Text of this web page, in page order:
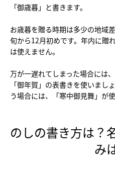
「御歳暮」と書きます。
お歳暮を贈る時期は多少の地域
旬から12月初めです。年内に贈
は使えません。
万が一遅れてしまった場合には
「御年賀」の表書きを使いまし
う場合には、「寒中御見舞」が使
のしの書き方は？
み